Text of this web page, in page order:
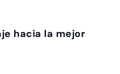
hacia la mejor